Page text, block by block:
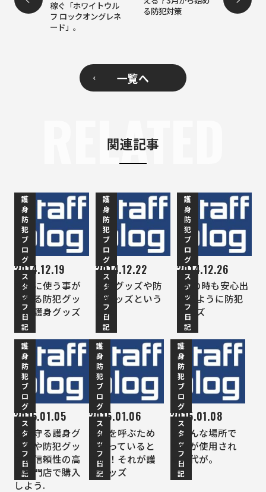
稼ぐ「ホワイトウル
フ ロックオングレネ
ード」。
る防犯対策
一覧へ
関連記事
RELATED
護
身
防
犯
ブ
ロ
グ
ス
タ
ッ
フ
日
記
2014.12.19
簡単に使う事が
出来る防犯グッ
ズ、護身グッズ
護
身
防
犯
ブ
ロ
グ
ス
タ
ッ
フ
日
記
2014.12.22
護身グッズや防
犯グッズという
備え
護
身
防
犯
ブ
ロ
グ
ス
タ
ッ
フ
日
記
2014.12.26
1人の時も安心出
来るように防犯
グッズ
護
身
防
犯
ブ
ロ
グ
ス
タ
ッ
フ
日
記
2015.01.05
命を守る護身グ
ッズや防犯グッ
ズは信頼性の高
い専門店で購入
しよう.
護
身
防
犯
ブ
ロ
グ
ス
タ
ッ
フ
日
記
2015.01.06
助けを呼ぶため
に持っていると
安心！それが護
身グッズ
護
身
防
犯
ブ
ロ
グ
ス
タ
ッ
フ
日
記
2015.01.08
いろんな場所で
警棒が使用され
る時代が。